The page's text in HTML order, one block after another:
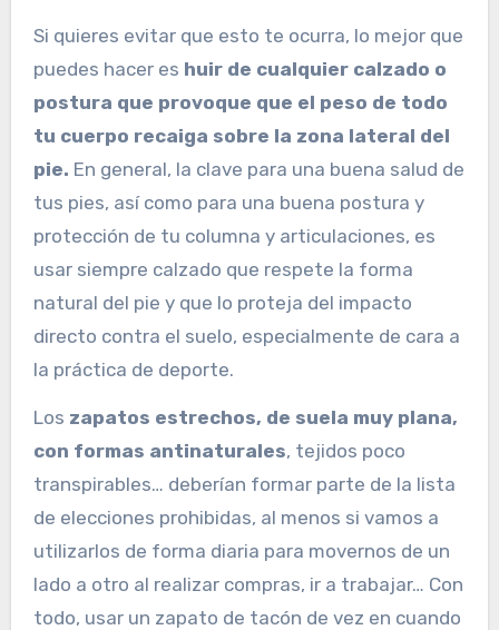
Si quieres evitar que esto te ocurra, lo mejor que
puedes hacer es huir de cualquier calzado o
postura que provoque que el peso de todo
tu cuerpo recaiga sobre la zona lateral del
pie. En general, la clave para una buena salud de
tus pies, así como para una buena postura y
protección de tu columna y articulaciones, es
usar siempre calzado que respete la forma
natural del pie y que lo proteja del impacto
directo contra el suelo, especialmente de cara a
la práctica de deporte.
Los zapatos estrechos, de suela muy plana,
con formas antinaturales, tejidos poco
transpirables… deberían formar parte de la lista
de elecciones prohibidas, al menos si vamos a
utilizarlos de forma diaria para movernos de un
lado a otro al realizar compras, ir a trabajar… Con
todo, usar un zapato de tacón de vez en cuando